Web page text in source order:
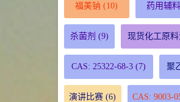
福美钠 (10) 药用辅料
杀菌剂 (9) 现货化工原
CAS: 25322-68-3(7) 聚
演讲比赛 (6) CAS: 9003-